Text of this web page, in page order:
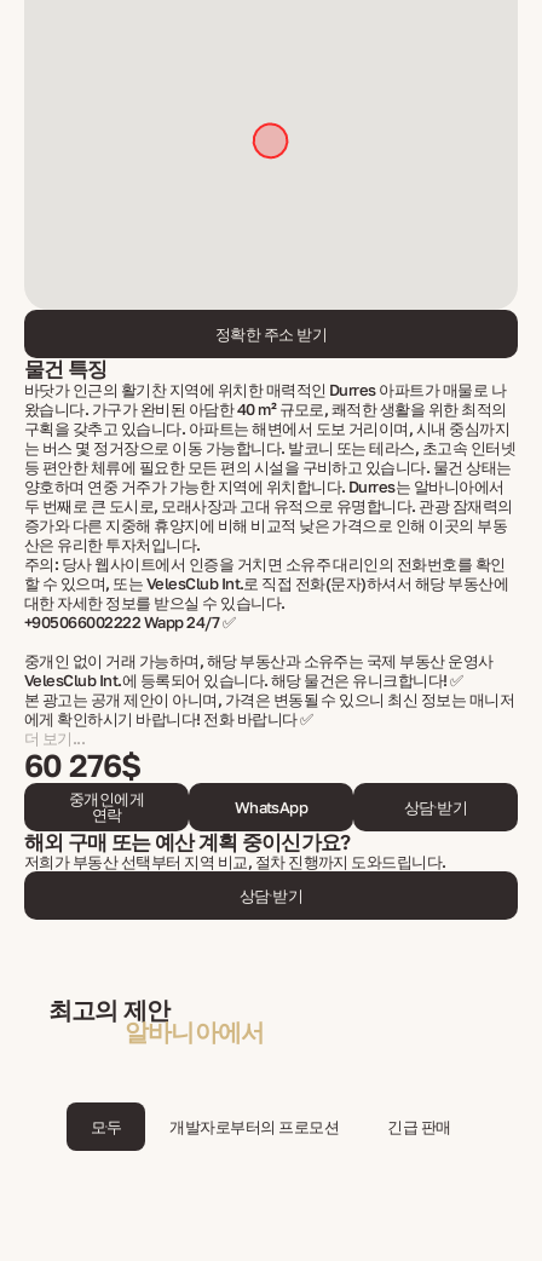
정확한 주소 받기
물건 특징
바닷가 인근의 활기찬 지역에 위치한 매력적인 Durres 아파트가 매물로 나
왔습니다. 가구가 완비된 아담한 40 m² 규모로, 쾌적한 생활을 위한 최적의
구획을 갖추고 있습니다. 아파트는 해변에서 도보 거리이며, 시내 중심까지
는 버스 몇 정거장으로 이동 가능합니다. 발코니 또는 테라스, 초고속 인터넷
등 편안한 체류에 필요한 모든 편의 시설을 구비하고 있습니다. 물건 상태는
양호하며 연중 거주가 가능한 지역에 위치합니다. Durres는 알바니아에서
두 번째로 큰 도시로, 모래사장과 고대 유적으로 유명합니다. 관광 잠재력의
증가와 다른 지중해 휴양지에 비해 비교적 낮은 가격으로 인해 이곳의 부동
산은 유리한 투자처입니다.
주의: 당사 웹사이트에서 인증을 거치면 소유주 대리인의 전화번호를 확인
할 수 있으며, 또는 VelesClub Int.로 직접 전화(문자)하셔서 해당 부동산에
대한 자세한 정보를 받으실 수 있습니다.
+905066002222 Wapp 24/7 ✅
중개인 없이 거래 가능하며, 해당 부동산과 소유주는 국제 부동산 운영사
VelesClub Int.에 등록되어 있습니다. 해당 물건은 유니크합니다! ✅
본 광고는 공개 제안이 아니며, 가격은 변동될 수 있으니 최신 정보는 매니저
에게 확인하시기 바랍니다! 전화 바랍니다 ✅
더 보기...
60 276$
중개인에게
연락
WhatsApp 상담 받기
해외 구매 또는 예산 계획 중이신가요?
저희가 부동산 선택부터 지역 비교, 절차 진행까지 도와드립니다.
상담 받기
최고의 제안
알바니아에서
모두 개발자로부터의 프로모션 긴급 판매